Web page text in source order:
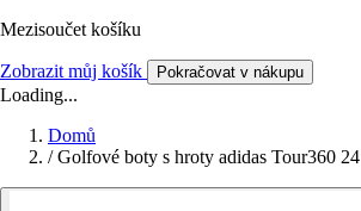
Mezisoučet košíku
Zobrazit můj košík Pokračovat v nákupu
Loading...
Domů
/ Golfové boty s hroty adidas Tour360 24